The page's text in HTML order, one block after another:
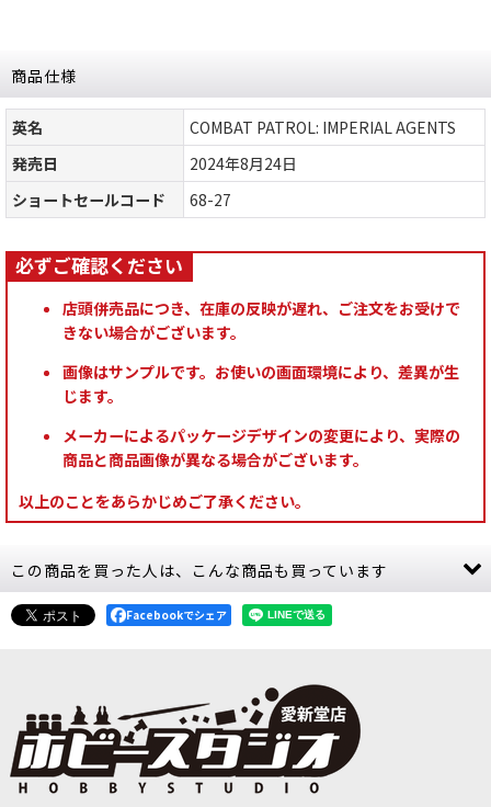
商品仕様
英名
COMBAT PATROL: IMPERIAL AGENTS
発売日
2024年8月24日
ショートセールコード
68-27
店頭併売品につき、在庫の反映が遅れ、ご注文をお受けで
きない場合がございます。
画像はサンプルです。お使いの画面環境により、差異が生
じます。
メーカーによるパッケージデザインの変更により、実際の
商品と商品画像が異なる場合がございます。
以上のことをあらかじめご了承ください。
この商品を買った人は、こんな商品も買っています
Facebookでシェア